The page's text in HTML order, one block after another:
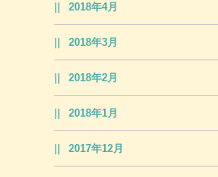
2018年4月
2018年3月
2018年2月
2018年1月
2017年12月